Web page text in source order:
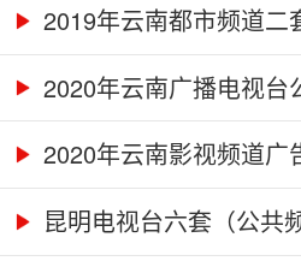
2019年云南都市频道二
2020年云南广播电视台
2020年云南影视频道广
昆明电视台六套（公共